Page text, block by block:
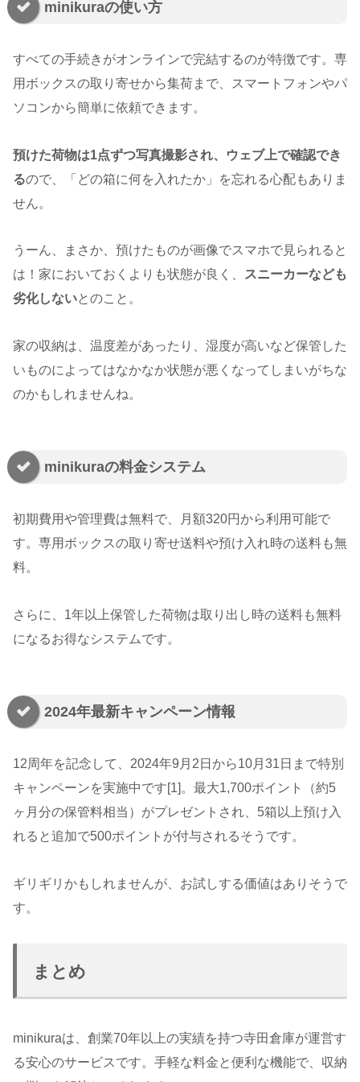
minikuraの使い方
すべての手続きがオンラインで完結するのが特徴です。専
用ボックスの取り寄せから集荷まで、スマートフォンやパ
ソコンから簡単に依頼できます。
預けた荷物は1点ずつ写真撮影され、ウェブ上で確認でき
るので、「どの箱に何を入れたか」を忘れる心配もありま
せん。
うーん、まさか、預けたものが画像でスマホで見られると
は！家においておくよりも状態が良く、
スニーカーなども
劣化しないとのこと。
家の収納は、温度差があったり、湿度が高いなど保管した
いものによってはなかなか状態が悪くなってしまいがちな
のかもしれませんね。
minikuraの料金システム
初期費用や管理費は無料で、月額320円から利用可能で
す。専用ボックスの取り寄せ送料や預け入れ時の送料も無
料。
さらに、1年以上保管した荷物は取り出し時の送料も無料
になるお得なシステムです。
2024年最新キャンペーン情報
12周年を記念して、2024年9月2日から10月31日まで特別
キャンペーンを実施中です[1]。最大1,700ポイント（約5
ヶ月分の保管料相当）がプレゼントされ、5箱以上預け入
れると追加で500ポイントが付与されるそうです。
ギリギリかもしれませんが、お試しする価値はありそうで
す。
まとめ
minikuraは、創業70年以上の実績を持つ寺田倉庫が運営す
る安心のサービスです。手軽な料金と便利な機能で、収納